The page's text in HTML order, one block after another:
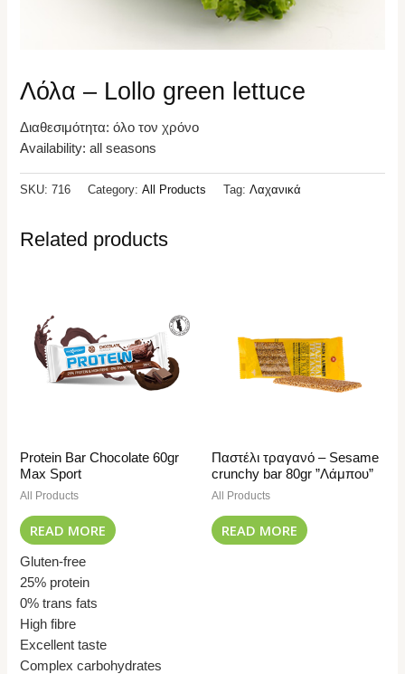
Λόλα – Lollo green lettuce
Διαθεσιμότητα: όλο τον χρόνο
Availability: all seasons
SKU:716 Category:All Products Tag:Λαχανικά
Related products
Protein Bar Chocolate 60gr
Max Sport
All Products
READ MORE
Gluten-free
25% protein
0% trans fats
High fibre
Excellent taste
Complex carbohydrates
Παστέλι τραγανό – Sesame
crunchy bar 80gr ”Λάμπου”
All Products
READ MORE